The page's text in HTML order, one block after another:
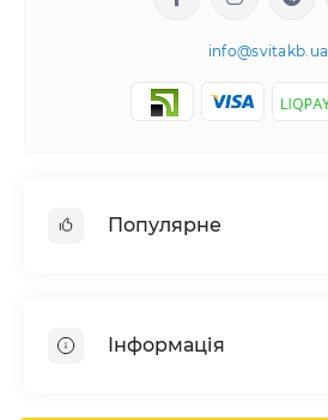
info@svitakb.ua
Популярне
Системи зберігання енергії
Інформація